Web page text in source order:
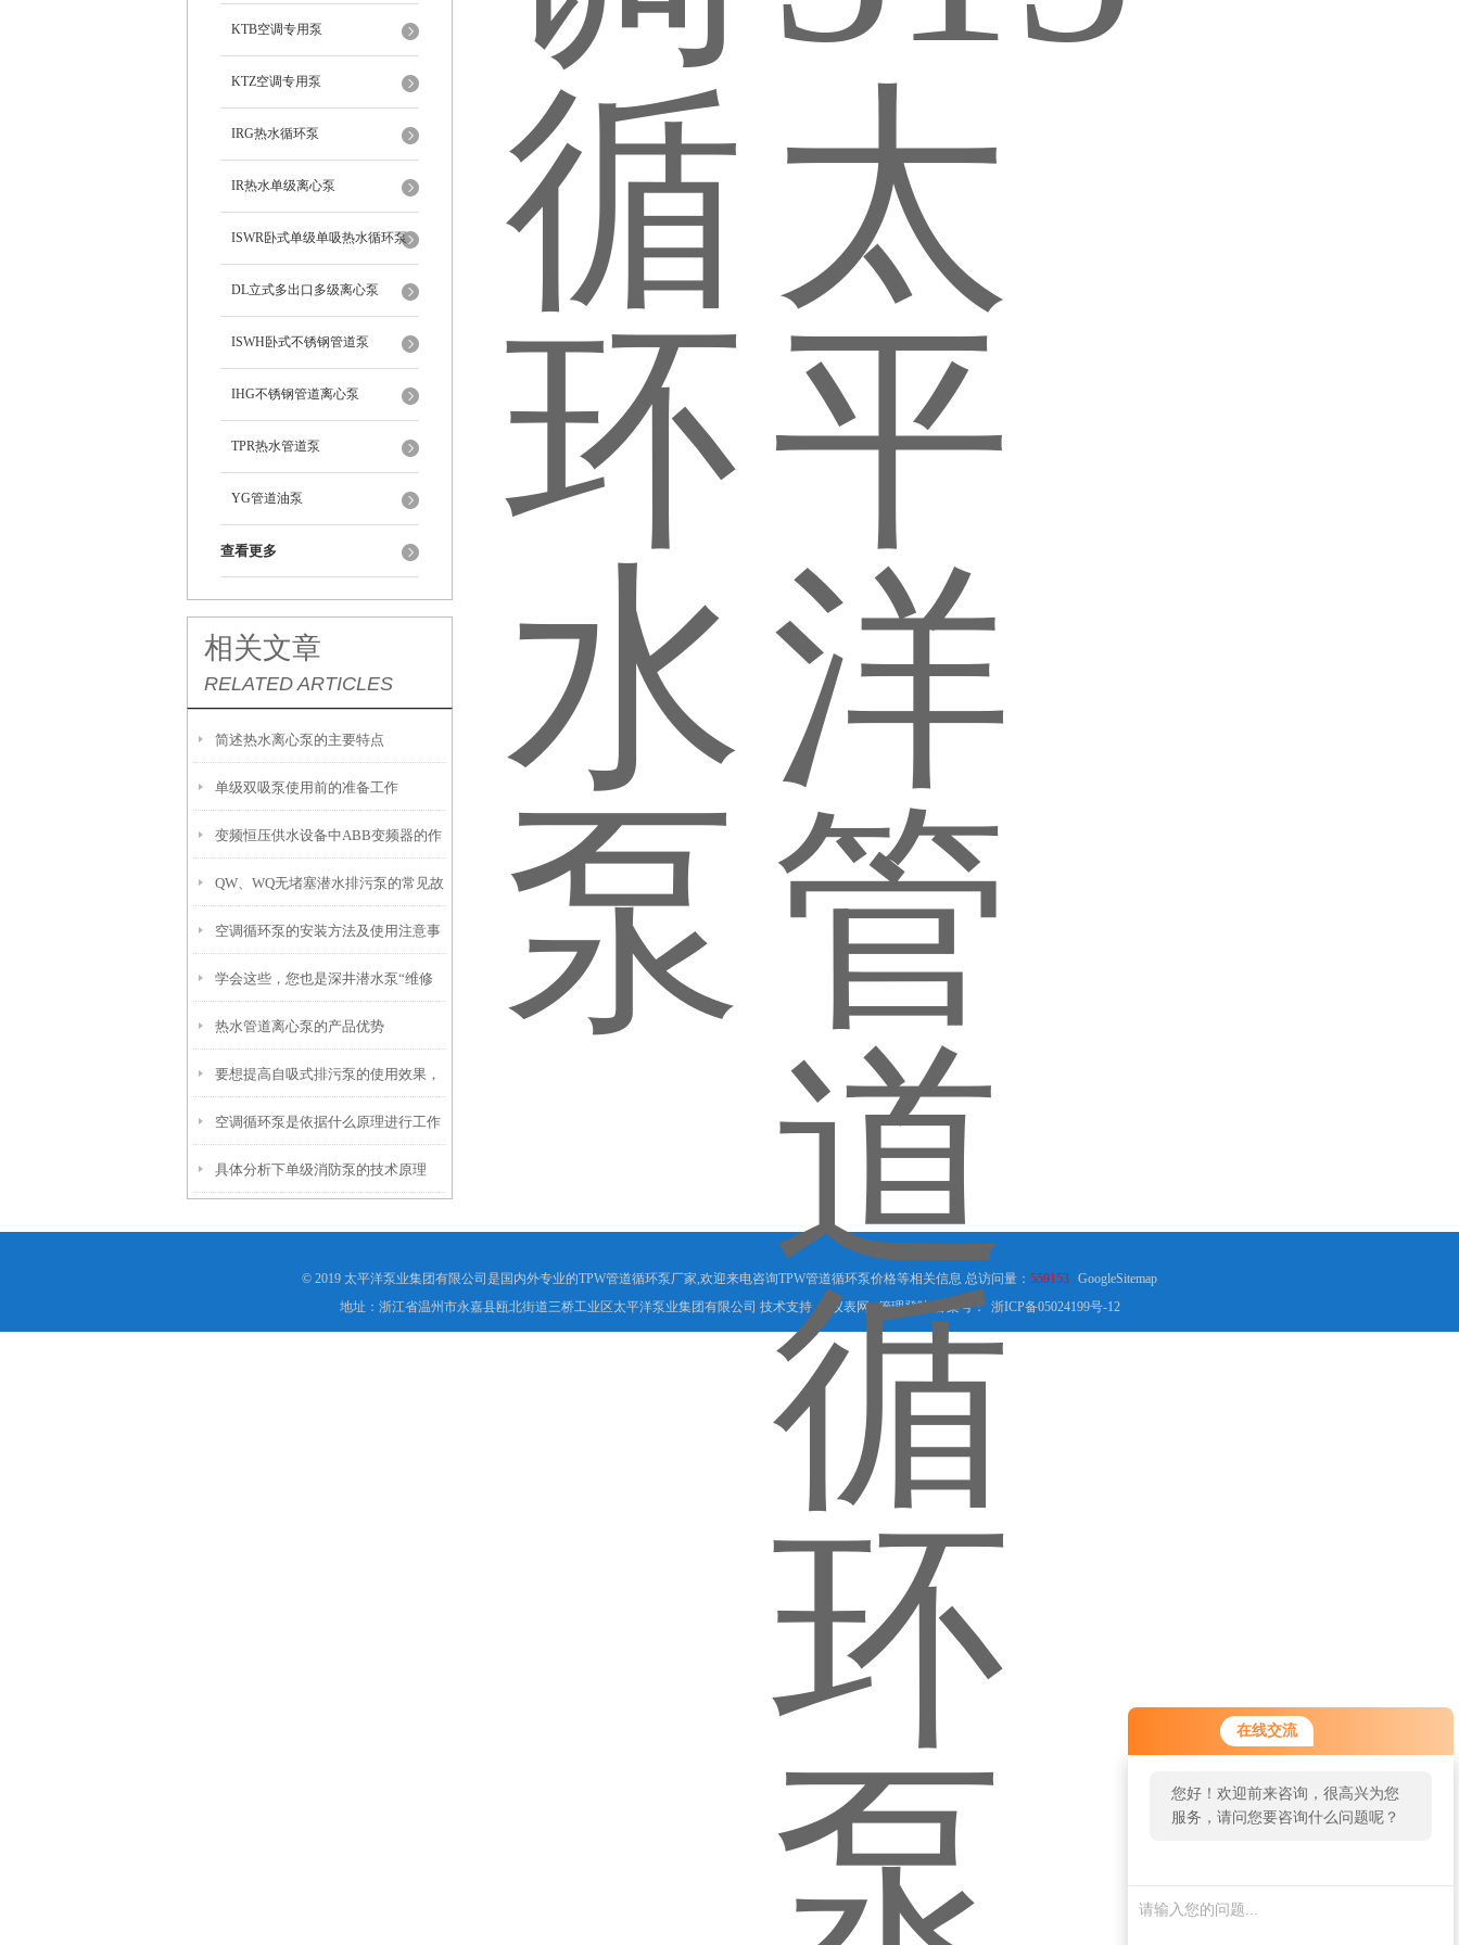
在线交流
您好！欢迎前来咨询，很高兴为您
服务，请问您要咨询什么问题呢？
停留很久
了，是否找
KTB空调专用泵
KTZ空调专用泵
IRG热水循环泵
IR热水单级离心泵
ISWR卧式单级单吸热水循环泵
DL立式多出口多级离心泵
ISWH卧式不锈钢管道泵
IHG不锈钢管道离心泵
TPR热水管道泵
YG管道油泵
查看更多
相关文章
RELATED ARTICLES
简述热水离心泵的主要特点
单级双吸泵使用前的准备工作
变频恒压供水设备中ABB变频器的作
用
QW、WQ无堵塞潜水排污泵的常见故
障分析及其排除方法
空调循环泵的安装方法及使用注意事
项
学会这些，您也是深井潜水泵“维修
员”
热水管道离心泵的产品优势
要想提高自吸式排污泵的使用效果，
来看看这些！
空调循环泵是依据什么原理进行工作
的？
具体分析下单级消防泵的技术原理
© 2019 太平洋泵业集团有限公司是国内外专业的TPW管道循环泵厂家,欢迎来电咨询TPW管道循环泵价格等相关信息 总访问量： 559153 GoogleSitemap
地址：浙江省温州市永嘉县瓯北街道三桥工业区太平洋泵业集团有限公司 技术支持：
仪表网 管理登陆 备案号： 浙ICP备05024199号-12